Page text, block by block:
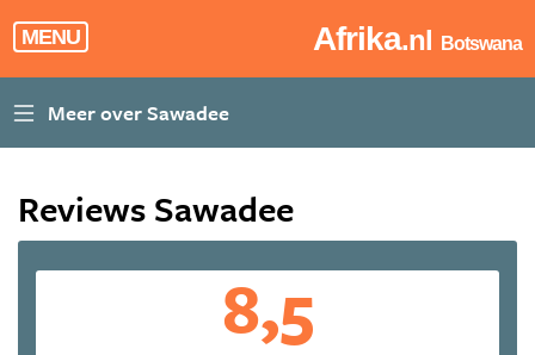
MENU Afrika.nl Botswana
Reviews Sawadee
8,5